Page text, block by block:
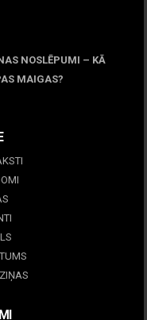
NOSLĒPUMI – KĀ
MAIGAS?